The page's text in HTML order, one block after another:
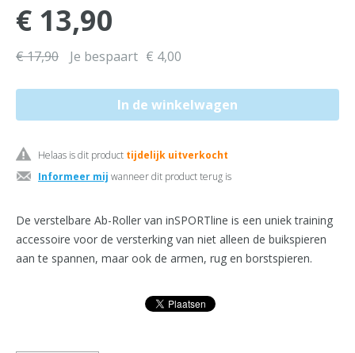
€ 13,90
€ 17,90 Je bespaart € 4,00
Helaas is dit product tijdelijk uitverkocht
Informeer mij wanneer dit product terug is
De verstelbare Ab-Roller van inSPORTline is een uniek training
accessoire voor de versterking van niet alleen de buikspieren
aan te spannen, maar ook de armen, rug en borstspieren.